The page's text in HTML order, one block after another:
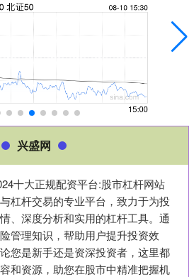
兴盛网
十大正规配资平台:股市杠杆网站
杠杆交易的专业平台，致力于为投
、深度分析和实用的杠杆工具。通
管理知识，帮助用户提升投资效
您是新手还是资深投资者，这里都
和资源，助您在股市中精准把握机